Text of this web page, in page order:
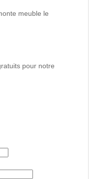
meuble le
pour notre